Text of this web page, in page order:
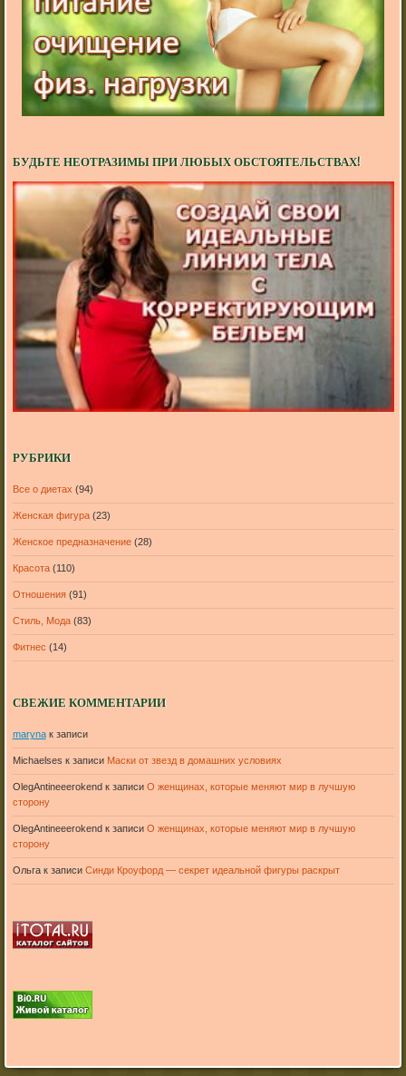
БУДЬТЕ НЕОТРАЗИМЫ ПРИ ЛЮБЫХ ОБСТОЯТЕЛЬСТВАХ!
РУБРИКИ
Все о диетах (94)
Женская фигура(23)
Женское предназначение(28)
Красота(110)
Отношения(91)
Стиль, Мода(83)
Фитнес (14)
СВЕЖИЕ КОММЕНТАРИИ
marynaк записи
Michaelses к записи Маски от звезд в домашних условиях
OlegAntineeerokendк записи О женщинах, которые меняют мир в лучшую
сторону
OlegAntineeerokendк записи О женщинах, которые меняют мир в лучшую
сторону
Ольгак записи Синди Кроуфорд — секрет идеальной фигуры раскрыт